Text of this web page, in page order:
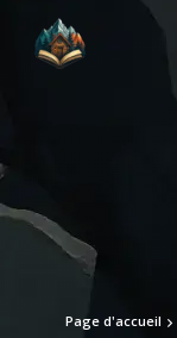
Page d'accueil